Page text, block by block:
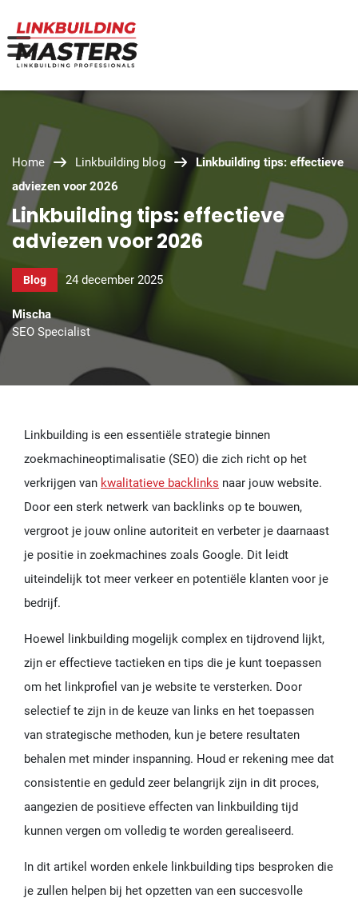
Home Linkbuilding blog
Linkbuilding tips: effectieve
adviezen voor 2026
Linkbuilding tips: effectieve
adviezen voor 2026
Blog 24 december 2025
Mischa
SEO Specialist
Linkbuilding is een essentiële strategie binnen
zoekmachineoptimalisatie (SEO) die zich richt op het
verkrijgen van kwalitatieve backlinks naar jouw website.
Door een sterk netwerk van backlinks op te bouwen,
vergroot je jouw online autoriteit en verbeter je daarnaast
je positie in zoekmachines zoals Google. Dit leidt
uiteindelijk tot meer verkeer en potentiële klanten voor je
bedrijf.
Hoewel linkbuilding mogelijk complex en tijdrovend lijkt,
zijn er effectieve tactieken en tips die je kunt toepassen
om het linkprofiel van je website te versterken. Door
selectief te zijn in de keuze van links en het toepassen
van strategische methoden, kun je betere resultaten
behalen met minder inspanning. Houd er rekening mee dat
consistentie en geduld zeer belangrijk zijn in dit proces,
aangezien de positieve effecten van linkbuilding tijd
kunnen vergen om volledig te worden gerealiseerd.
In dit artikel worden enkele linkbuilding tips besproken die
je zullen helpen bij het opzetten van een succesvolle